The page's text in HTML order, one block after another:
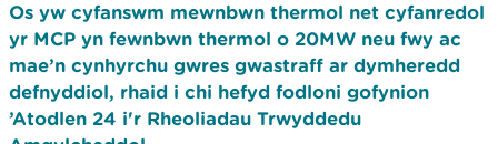
Os yw cyfanswm mewnbwn thermol net cyfanredol
yr MCP yn fewnbwn thermol o 20MW neu fwy ac
mae’n cynhyrchu gwres gwastraff ar dymheredd
defnyddiol, rhaid i chi hefyd fodloni gofynion
’Atodlen 24 i'r Rheoliadau Trwyddedu